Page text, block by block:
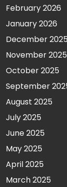
February 2026
January 2026
December 2025
November 2025
October 2025
September
August 2025
July 2025
June 2025
May 2025
April 2025
March 2025